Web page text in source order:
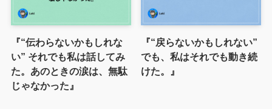
『“伝わらないかもしれな
い” それでも私は話してみ
た。あのときの涙は、無駄
じゃなかった』
『“戻らないかもしれない”
でも、私はそれでも動き続
けた。』